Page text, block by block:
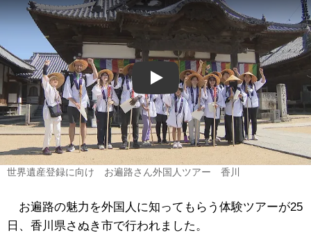
Play
世界遺産登録に向け お遍路さん外国人ツアー 香川
お遍路の魅力を外国人に知ってもらう体験ツアーが25
日、香川県さぬき市で行われました。